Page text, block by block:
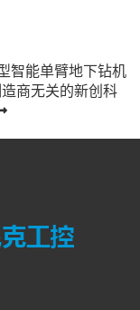
智能单臂地下钻机
商无关的新创科